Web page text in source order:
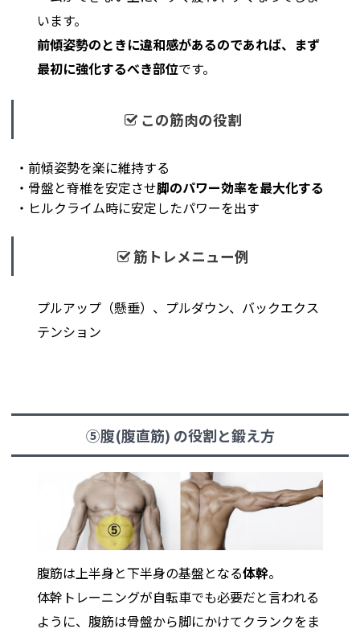
います。
前傾姿勢のときに違和感があるのであれば、まず
最初に強化するべき部位です。
この筋肉の役割
・前傾姿勢を楽に維持する
・骨盤と脊椎を安定させ脚のパワー効率を最大化する
・ヒルクライム時に安定したパワーを出す
筋トレメニュー例
プルアップ（懸垂）、プルダウン、バックエクス
テンション
⑤腹(腹直筋) の役割と鍛え方
腹筋は上半身と下半身の基盤となる体幹。
体幹トレーニングが自転車でも必要だと言われる
ように、腹筋は骨盤から脚にかけてクランクをま